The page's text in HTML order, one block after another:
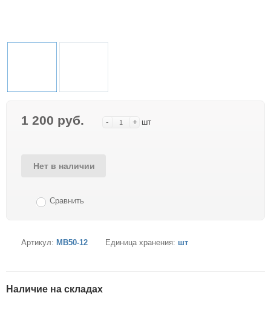
1 200 руб. - + шт
Нет в наличии
Сравнить
Артикул: MB50-12 Единица хранения: шт
Наличие на складах